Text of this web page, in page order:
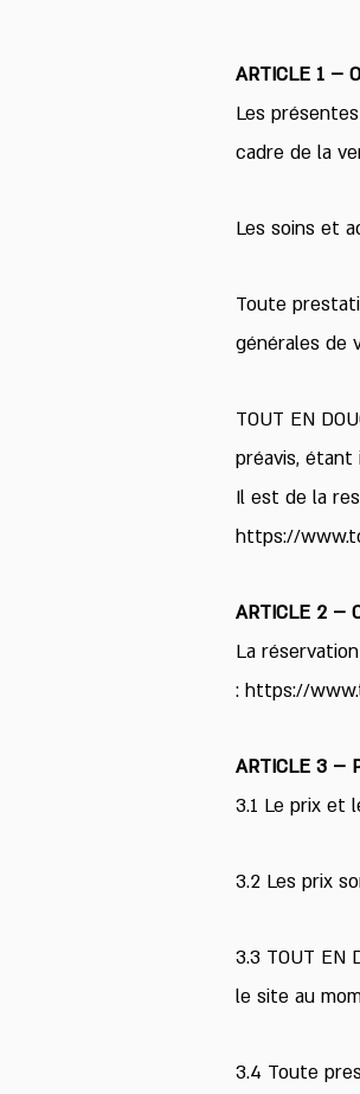
ARTICLE 1 –
Les
cadre de la
Les soins et
Toute
générales de
TOUT EN
préavis, étant
Il est de la
https://
ARTICLE 2 –
La
: https://
ARTICLE 3 –
3.1 Le prix et
3.2 Les prix
3.3 TOUT
le site au
3.4 Toute